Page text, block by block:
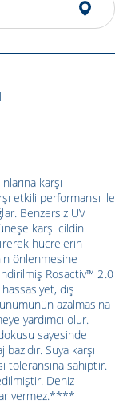
karşı
etkili performansı ile
Benzersiz UV
karşı cildin
hücrelerin
önlenmesine
Rosactiv™ 2.0
dış
azalmasına
yardımcı olur.
sayesinde
Suya karşı
toleransına sahiptir.
Deniz
vermez.****